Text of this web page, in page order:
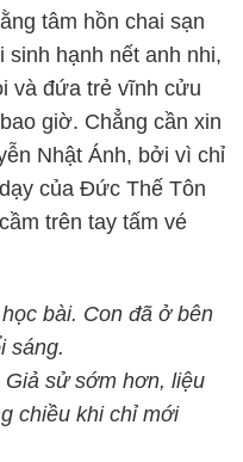
tâm hồn chai sạn
sinh hạnh nết anh nhi,
và đứa trẻ vĩnh cửu
giờ. Chẳng cần xin
Nhật Ánh, bởi vì chỉ
của Đức Thế Tôn
trên tay tấm vé
bài. Con đã ở bên
sáng.
sử sớm hơn, liệu
chiều khi chỉ mới